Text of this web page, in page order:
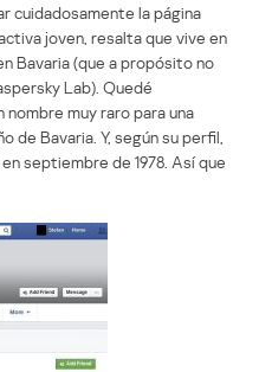
cuidadosamente la página
joven, resalta que vive en
Bavaria (que a propósito no
Lab). Quedé
muy raro para una
de Bavaria. Y, según su perfil,
septiembre de 1978. Así que